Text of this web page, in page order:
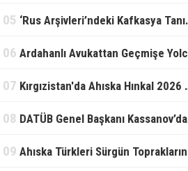
05 ‘Rus Arşivleri’ndeki Kafkasya Tanıklığı.. Bir Asırlık Yaşamın İzleri Yeniden Okundu!
06 Ardahanlı Avukattan Geçmişe Yolculuk: “Ahıska’dan Ortakent’e Çileli Göç” Okurla Buluştu
07 Kırgızistan'da Ahıska Hınkal 2026 yarışması düzenlendi
08 DATÜB Genel Başkanı Kassanov’dan Türkinform’a özel açıklama: Türkiye güven merkezi ve küresel lider
09 Ahıska Türkleri Sürgün Topraklarında Hasret Giderdi